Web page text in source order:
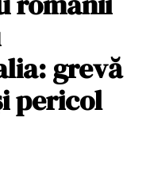
grevă
pericol